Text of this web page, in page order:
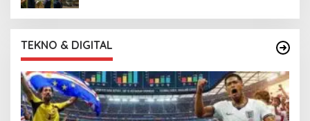
TEKNO & DIGITAL